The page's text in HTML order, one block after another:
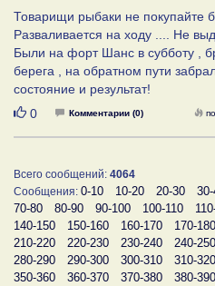
Товарищи рыбаки не покупайте
Разваливается на ходу .... Не
Были на форт Шанс в субботу ,
берега , на обратном пути
состояние и результат!
Нравится
0 Комментарии (0)
Всего сообщений: 4064
Сообщения: 0-10 10-20 20-30
70-80
80-90 90-100 100-110
140-150
150-160 160-170 170-180
210-220
220-230 230-240 240-250
280-290
290-300 300-310 310-320
350-360
360-370 370-380 380-390